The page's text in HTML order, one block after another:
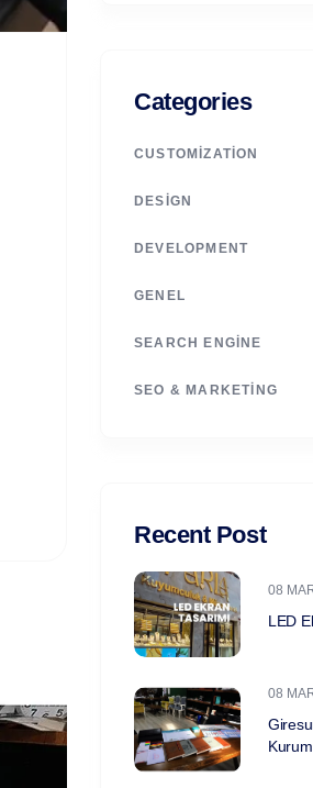
Categories
CUSTOMIZATION
DESIGN
DEVELOPMENT
GENEL
SEARCH ENGINE
SEO & MARKETING
Recent Post
08
LED
08